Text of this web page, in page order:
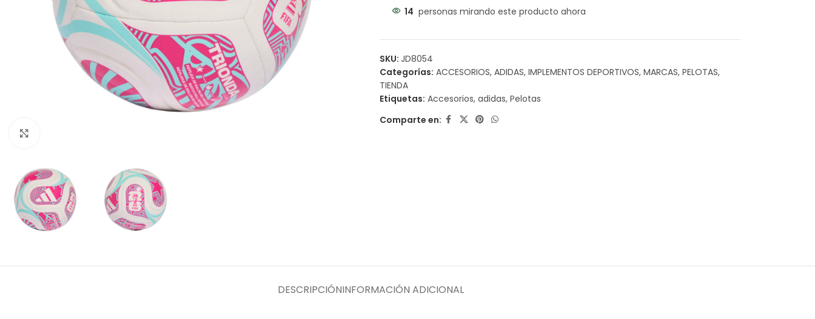
14 personas mirando este producto ahora
SKU: JD8054
Categorías: ACCESORIOS, ADIDAS, IMPLEMENTOS DEPORTIVOS, MARCAS, PELOTAS,
TIENDA
Etiquetas: Accesorios, adidas, Pelotas
Comparte en:
DESCRIPCIÓNINFORMACIÓN ADICIONAL